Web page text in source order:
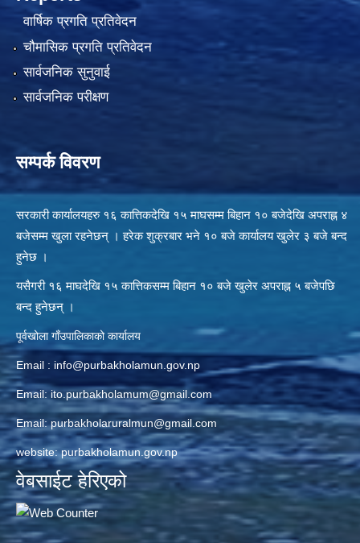
वार्षिक प्रगति प्रतिवेदन
चौमासिक प्रगति प्रतिवेदन
सार्वजनिक सुनुवाई
सार्वजनिक परीक्षण
सम्पर्क विवरण
सरकारी कार्यालयहरु १६ कात्तिकदेखि १५ माघसम्म बिहान १० बजेदेखि अपराह्न ४
बजेसम्म खुला रहनेछन् । हरेक शुक्रबार भने १० बजे कार्यालय खुलेर ३ बजे बन्द
हुनेछ ।
यसैगरी १६ माघदेखि १५ कात्तिकसम्म बिहान १० बजे खुलेर अपराह्न ५ बजेपछि
बन्द हुनेछन् ।
पूर्वखोला गाँउपालिकाको कार्यालय
Email : info@purbakholamun.gov.np
Email: ito.purbakholamum@gmail.com
Email:purbakholaruralmun@gmail.com
website: purbakholamun.gov.np
वेबसाईट हेरिएको